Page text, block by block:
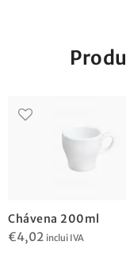
Chávena 200ml
€4,02 inclui IVA